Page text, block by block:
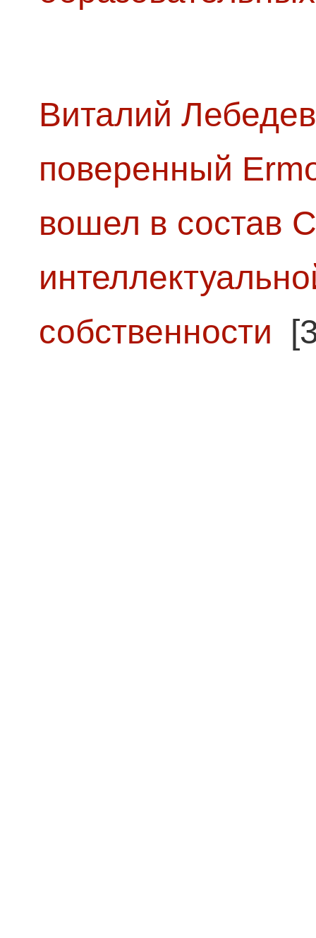
Виталий
поверенный
вошел в состав
собственности